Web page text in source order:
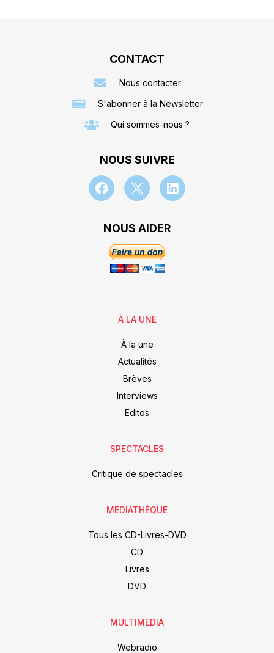
CONTACT
Nous contacter
S'abonner à la Newsletter
Qui sommes-nous ?
NOUS SUIVRE
NOUS AIDER
À LA UNE
À la une
Actualités
Brèves
Interviews
Editos
SPECTACLES
Critique de spectacles
MÉDIATHÈQUE
Tous les CD-Livres-DVD
CD
Livres
DVD
MULTIMEDIA
Webradio